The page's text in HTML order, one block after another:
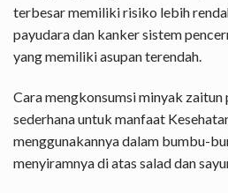
terbesar memiliki risiko lebih
payudara dan kanker sistem
yang memiliki asupan terendah.
Cara mengkonsumsi minyak zaitun
sederhana untuk manfaat
menggunakannya dalam bumbu-
menyiramnya di atas salad dan